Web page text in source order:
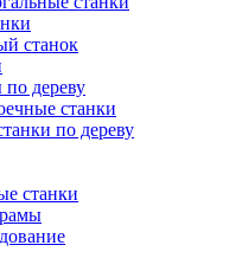
станок
дереву
станки
по дереву
станки